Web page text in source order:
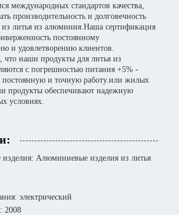
международных стандартов качества,
производительность и долговечность
литья из алюминия.Наша сертификация
постоянному
и удовлетворению клиентов.
что наши продукты для литья из
с погрешностью питания +5% -
постоянную и точную работу.или жилых
продукты обеспечивают надежную
условиях.
Алюминиевые изделия из литья
электрический
2008